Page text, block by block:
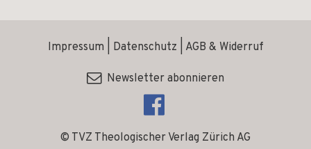
© TVZ Theologischer Verlag Zürich AG
Impressum Datenschutz AGB & Widerruf
Newsletter abonnieren